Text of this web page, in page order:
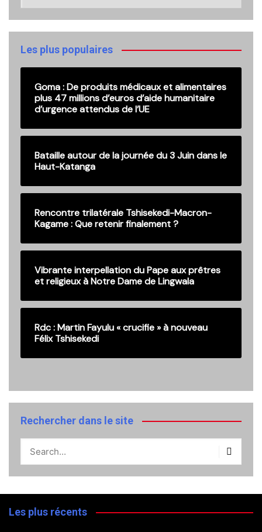
anciennes
publications
Les plus populaires
Goma : De produits médicaux et alimentaires
plus 47 millions d’euros d’aide humanitaire
d’urgence attendus de l’UE
Bataille autour de la journée du 3 Juin dans le
Haut-Katanga
Rencontre trilatérale Tshisekedi-Macron-
Kagame : Que retenir finalement ?
Vibrante interpellation du Pape aux prêtres
et religieux à Notre Dame de Lingwala
Rdc : Martin Fayulu « crucifie » à nouveau
Félix Tshisekedi
Rechercher dans le site
Les plus récents